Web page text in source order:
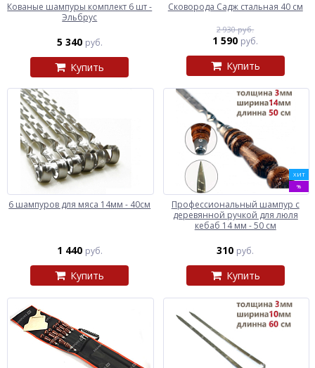
Кованые шампуры комплект 6 шт -
Эльбрус
5 340 руб.
Купить
Сковорода Садж стальная 40 см
2 930 руб.
1 590 руб.
Купить
6 шампуров для мяса 14мм - 40см
1 440 руб.
Купить
ХИТ
%
Профессиональный шампур с
деревянной ручкой для люля
кебаб 14 мм - 50 см
310 руб.
Купить